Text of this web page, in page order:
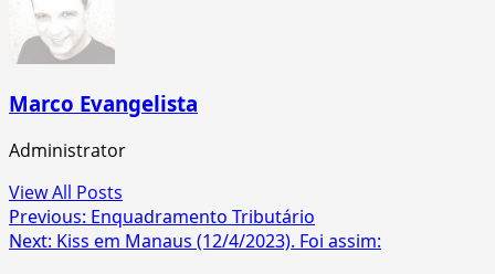
Marco Evangelista
Administrator
View All Posts
Post
navigation
Previous: Enquadramento Tributário
Next: Kiss em Manaus (12/4/2023). Foi assim: